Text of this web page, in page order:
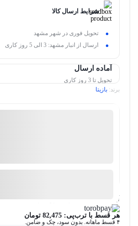
شرایط ارسال کالا
تحویل فوری در شهر مشهد
ارسال از انبار مشهد: 3 الی 5 روز کاری
آماده ارسال
تحویل تا 3 روز کاری
برند: بازیتا
آیا قیمت مناسب تری سراغ دارید؟
هر قسط با ترب‌پی: 82,475 تومان
۴ قسط ماهانه. بدون سود، چک و ضامن.